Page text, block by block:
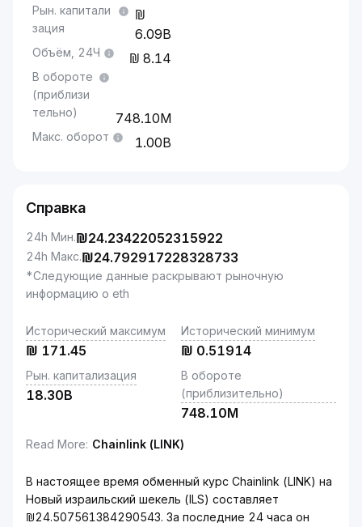
Рын. капитали
зация
6.09B
Объём, 24Ч 8.14
В обороте
(приблизи
тельно)
748.10M
Макс. оборот 1.00B
Справка
24h Мин.₪24.23422052315922
24h Макс.₪24.792917228328733
*Следующие данные раскрывают рыночную
информацию о eth
Исторический максимум
₪ 171.45
Исторический минимум
₪ 0.51914
Рын. капитализация
18.30B
В обороте
(приблизительно)
748.10M
Read More: Chainlink (LINK)
В настоящее время обменный курс Chainlink (LINK) на
Новый израильский шекель (ILS) составляет
₪24.507561384290543. За последние 24 часа он